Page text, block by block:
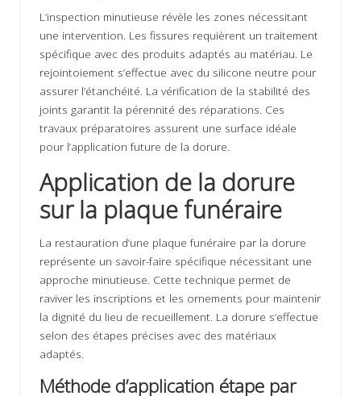
L’inspection minutieuse révèle les zones nécessitant
une intervention. Les fissures requièrent un traitement
spécifique avec des produits adaptés au matériau. Le
rejointoiement s’effectue avec du silicone neutre pour
assurer l’étanchéité. La vérification de la stabilité des
joints garantit la pérennité des réparations. Ces
travaux préparatoires assurent une surface idéale
pour l’application future de la dorure.
Application de la dorure
sur la plaque funéraire
La restauration d’une plaque funéraire par la dorure
représente un savoir-faire spécifique nécessitant une
approche minutieuse. Cette technique permet de
raviver les inscriptions et les ornements pour maintenir
la dignité du lieu de recueillement. La dorure s’effectue
selon des étapes précises avec des matériaux
adaptés.
Méthode d’application étape par